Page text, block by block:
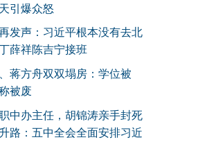
引爆众怒
发声：习近平根本没有去北
薛祥陈吉宁接班
蒋方舟双双塌房：学位被
被废
中办主任，胡锦涛亲手封死
路：五中全会全面安排习近